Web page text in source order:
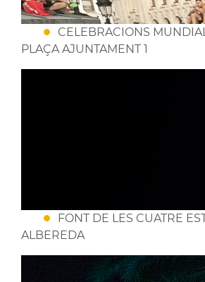
CELEBRACIONS
PLAÇA AJUNTAMENT 1
FONT DE LES CUATRE
ALBEREDA